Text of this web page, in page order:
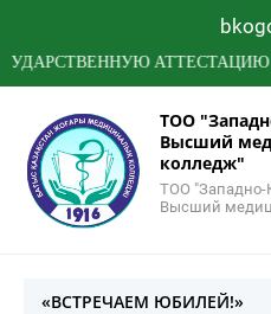
АТТЕСТАЦИЮ
ТОО
Высший
колледж"
ТОО "Западно-
Высший
«ВСТРЕЧАЕМ ЮБИЛЕЙ!»